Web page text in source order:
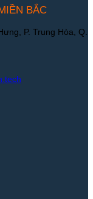
BẮC
P. Trung Hòa, Q.